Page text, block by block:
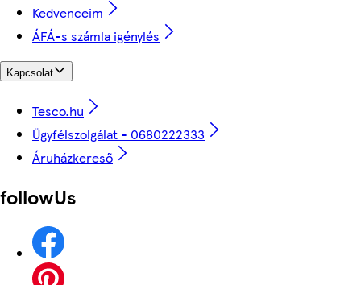
Kedvenceim
ÁFÁ-s számla igénylés
Kapcsolat
Tesco.hu
Ügyfélszolgálat - 0680222333
Áruházkereső
followUs